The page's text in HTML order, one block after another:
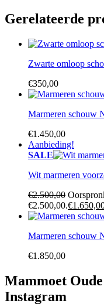
Gerelateerde
Zwarte omloop
€350,00
Marmeren schouw
€1.450,00
Aanbieding!
SALE
Wit marmeren
€2.500,00
€2.500,00.€
Marmeren schouw
€1.850,00
Mammoet
Instagram